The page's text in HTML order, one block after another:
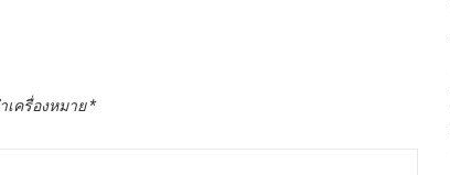
เครื่องหมาย*